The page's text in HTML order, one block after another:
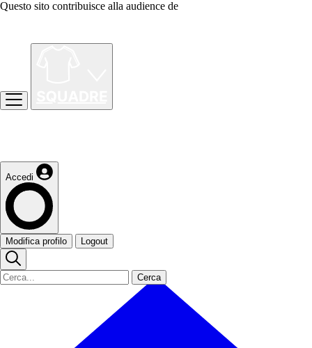
Questo sito contribuisce alla audience de
Accedi
Modifica profilo Logout
Cerca